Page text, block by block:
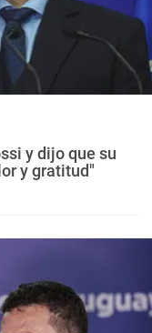
y dijo que su
y gratitud"